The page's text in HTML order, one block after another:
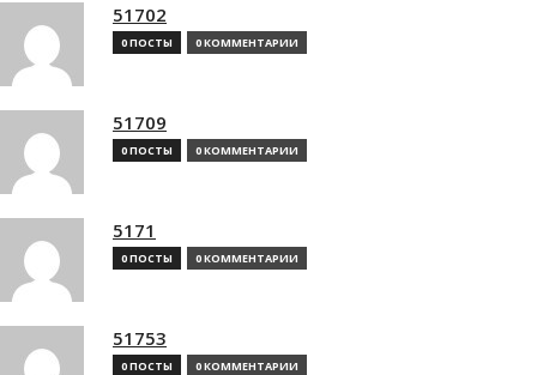
51702
0 ПОСТЫ 0 КОММЕНТАРИИ
51709
0 ПОСТЫ 0 КОММЕНТАРИИ
5171
0 ПОСТЫ 0 КОММЕНТАРИИ
51753
0 ПОСТЫ 0 КОММЕНТАРИИ